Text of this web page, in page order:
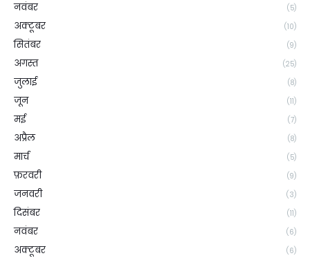
नवंबर (5)
अक्टूबर (10)
सितंबर (9)
अगस्त (25)
जुलाई (8)
जून (11)
मई (7)
अप्रैल (8)
मार्च (5)
फ़रवरी (9)
जनवरी (3)
दिसंबर (11)
नवंबर (6)
अक्टूबर (6)